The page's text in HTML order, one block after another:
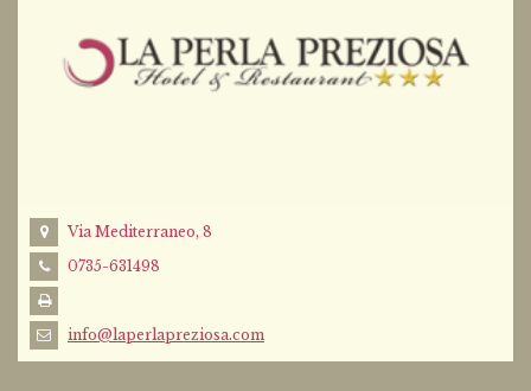
Via Mediterraneo, 8
0735-631498
info@laperlapreziosa.com